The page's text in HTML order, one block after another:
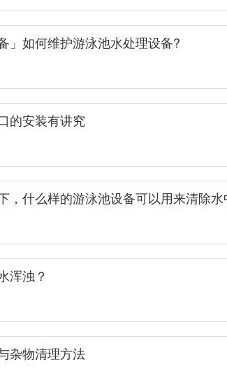
」如何维护游泳池水处理设备?
的安装有讲究
，什么样的游泳池设备可以用来清除
浑浊？
杂物清理方法